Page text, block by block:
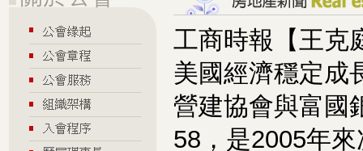
服務團隊 最新訊息
工商時報【王克
美國經濟穩定成
營建協會與富國
58，是2005年